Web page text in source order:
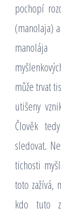
pochopí
(manolaja)
může trvat
utišeny
Člověk
sledovat.
tichosti
toto zažívá,
kdo tuto